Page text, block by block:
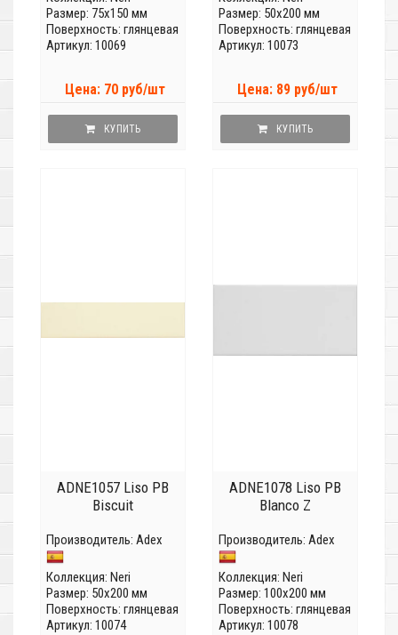
Размер: 75x150 мм
Поверхность: глянцевая
Артикул: 10069
Цена: 70 руб/шт
КУПИТЬ
Размер: 50x200 мм
Поверхность: глянцевая
Артикул: 10073
Цена: 89 руб/шт
КУПИТЬ
ADNE1057 Liso PB
Biscuit
Производитель: Adex
Коллекция: Neri
Размер: 50x200 мм
Поверхность: глянцевая
Артикул: 10074
ADNE1078 Liso PB
Blanco Z
Производитель: Adex
Коллекция: Neri
Размер: 100x200 мм
Поверхность: глянцевая
Артикул: 10078